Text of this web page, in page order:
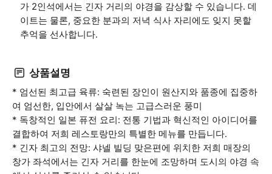
가 2인석에서는 긴자 거리의 야경을 감상할 수 있습니다. 데
이트는 물론, 중요한 분과의 저녁 식사 자리에도 잊지 못할
추억을 선사합니다.
상품설명
* 엄선된 최고급 육류: 숙련된 장인이 원산지와 품종에 집중하
여 엄선한, 입안에서 살살 녹는 고급스러운 풍미
* 독창적인 일본 퓨전 요리: 전통 기법과 혁신적인 아이디어를
결합하여 저희 레스토랑만의 특별한 메뉴를 만듭니다.
* 긴자 최고의 전망: 샤넬 빌딩 맞은편에 위치한 저희 매장의
창가 좌석에서는 긴자 거리를 한눈에 조망하며 도시의 야경 속